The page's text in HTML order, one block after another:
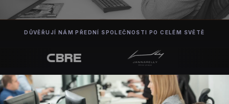
DŮVĚŘUJÍ NÁM PŘEDNÍ SPOLEČNOSTI PO CELÉM SVĚTĚ